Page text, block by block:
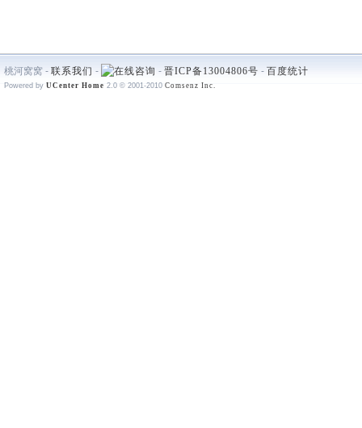
桃河窝窝 - 联系我们 - - 晋ICP备13004806号 - 百度统计
Powered by UCenter Home 2.0 © 2001-2010 Comsenz Inc.